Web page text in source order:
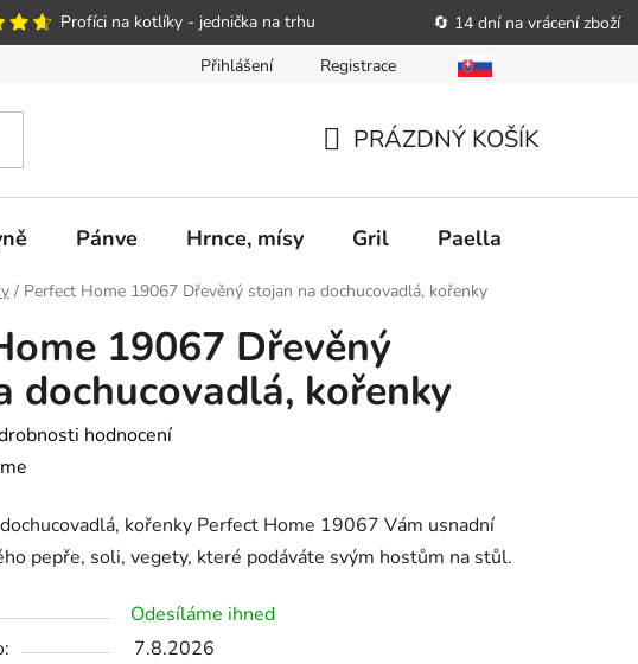
Profíci na kotlíky - jednička na trhu 🔄 14 dní na vrácení zboží
právu spotřebitele podat obchodníkovi žádost o nápravu Reklamační řád
Přihlášení Registrace
KOŠÍK
PRÁZDNÝ KOŠÍK
Pánve Hrnce, mísy Gril Paella
/ Perfect Home 19067 Dřevěný stojan na dochucovadlá, kořenky
19067 Dřevěný
dochucovadlá, kořenky
hodnocení
kořenky Perfect Home 19067 Vám usnadní
pepře, soli, vegety, které podáváte svým hostům na stůl.
Odesíláme ihned
7.8.2026